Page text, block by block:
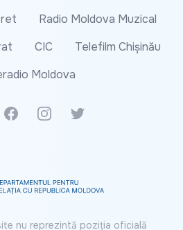
Radio Moldova Muzical
CIC
Telefilm Chișinău
Moldova
News
FacebookInstagramTwitter
nu reprezintă poziția oficială